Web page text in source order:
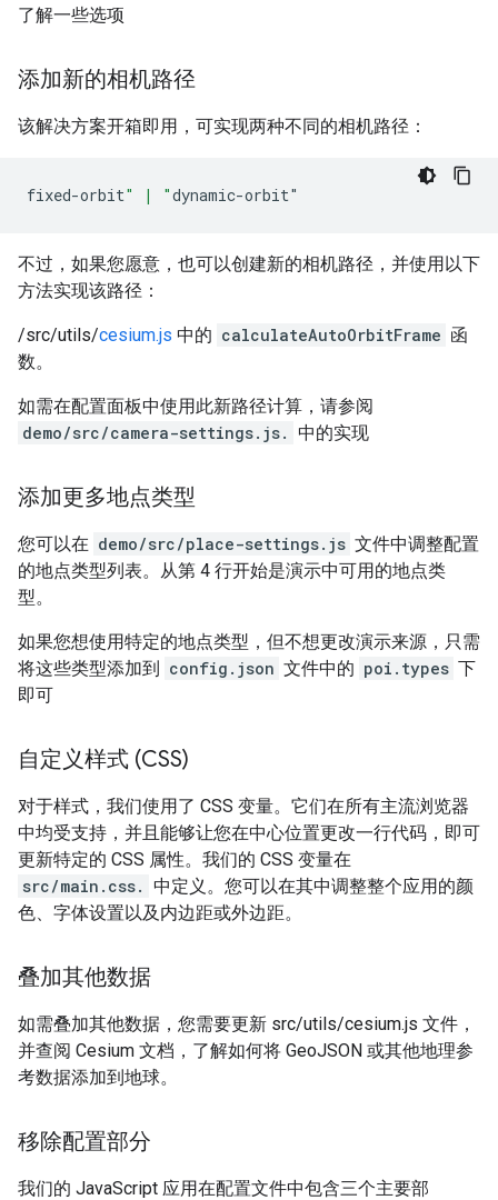
了解一些选项
添加新的相机路径
该解决方案开箱即用，可实现两种不同的相机路径：
fixed-orbit" | "dynamic-orbit"
不过，如果您愿意，也可以创建新的相机路径，并使用以下
方法实现该路径：
/src/utils/cesium.js 中的 calculateAutoOrbitFrame 函
数。
如需在配置面板中使用此新路径计算，请参阅
demo/src/camera-settings.js. 中的实现
添加更多地点类型
您可以在 demo/src/place-settings.js 文件中调整配置
的地点类型列表。从第 4 行开始是演示中可用的地点类
型。
如果您想使用特定的地点类型，但不想更改演示来源，只需
将这些类型添加到 config.json 文件中的 poi.types 下
即可
自定义样式 (CSS)
对于样式，我们使用了 CSS 变量。它们在所有主流浏览器
中均受支持，并且能够让您在中心位置更改一行代码，即可
更新特定的 CSS 属性。我们的 CSS 变量在
src/main.css. 中定义。您可以在其中调整整个应用的颜
色、字体设置以及内边距或外边距。
叠加其他数据
如需叠加其他数据，您需要更新 src/utils/cesium.js 文件，
并查阅 Cesium 文档，了解如何将 GeoJSON 或其他地理参
考数据添加到地球。
移除配置部分
我们的 JavaScript 应用在配置文件中包含三个主要部